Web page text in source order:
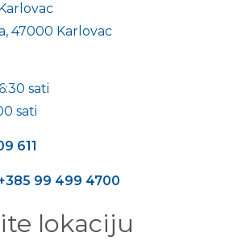
47000 Karlovac
sati
sati
611
99 499 4700
lokaciju